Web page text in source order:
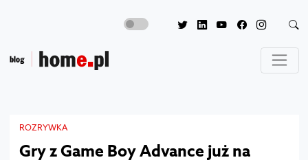
ROZRYWKA
Gry z Game Boy Advance już na